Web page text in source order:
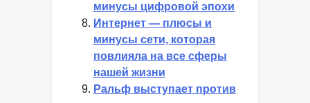
минусы цифровой эпохи
Интернет — плюсы и
минусы сети, которая
повлияла на все сферы
нашей жизни
Ральф выступает против